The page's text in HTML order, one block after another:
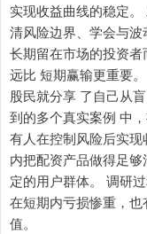
实现收益曲线的稳定
清风险边界、学会与
长期留在市场的投资者
远比 短期赢输更重要
股民就分享 了自己从
到的多个真实案例 中
有人在控制风险后实
内把配资产品做得足
定的用户群体。 调研
在短期内亏损惨重，
值。
上证综指
深证成指